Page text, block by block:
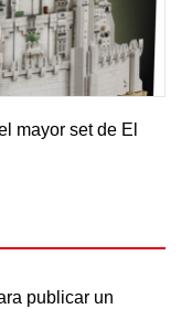
mayor set de El
publicar un